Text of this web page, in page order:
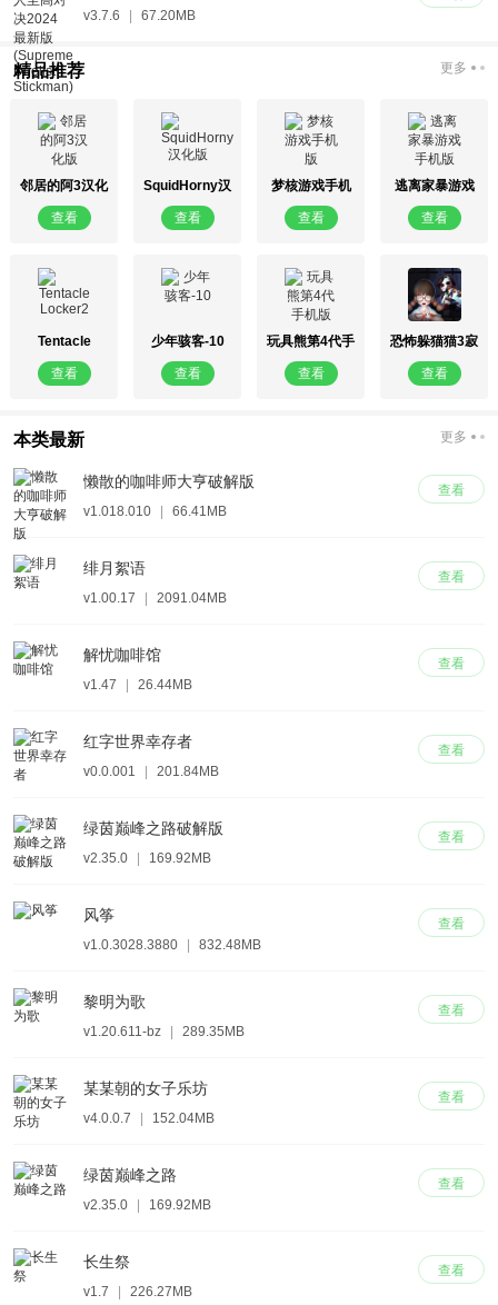
v3.7.6 67.20MB
精品推荐 更多
邻居的阿3汉化
版
查看
SquidHorny汉
化版
查看
梦核游戏手机
版
查看
逃离家暴游戏
手机版
查看
Tentacle
Locker2
查看
少年骇客-10
查看
玩具熊第4代手
机版
查看
恐怖躲猫猫3寂
灭遗迹
查看
本类最新 更多
查看
懒散的咖啡师大亨破解版
v1.018.010 66.41MB
查看
绯月絮语
v1.00.17 2091.04MB
查看
解忧咖啡馆
v1.47 26.44MB
查看
红字世界幸存者
v0.0.001 201.84MB
查看
绿茵巅峰之路破解版
v2.35.0 169.92MB
查看
风筝
v1.0.3028.3880 832.48MB
查看
黎明为歌
v1.20.611-bz 289.35MB
查看
某某朝的女子乐坊
v4.0.0.7 152.04MB
查看
绿茵巅峰之路
v2.35.0 169.92MB
查看
长生祭
v1.7 226.27MB